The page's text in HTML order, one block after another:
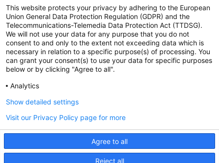
Zertifiziert für das QM-System nach DIN EN
ISO 9001: 2015, Reg.-Nr. 44 100 091350
durch TÜV NORD CERT
Zertifiziert für Sicherheits- und
Zertifiziert als qualifiziertes Unternehmen für
öffentliche Aufträge durch das ABZ Bayern
im Auftrag der IHK und Handwerks-
kammern in Bayern
This website protects your privacy by adhering to the European
Union General Data Protection Regulation (GDPR) and the
Telecommunications-Telemedia Data Protection Act (TTDSG).
We will not use your data for any purpose that you do not
consent to and only to the extent not exceeding data which is
necessary in relation to a specific purpose(s) of processing. You
can grant your consent(s) to use your data for specific purposes
below or by clicking "Agree to all".
Analytics
Agree to all
Reject all
Show detailed settings
Visit our Privacy Policy page for more